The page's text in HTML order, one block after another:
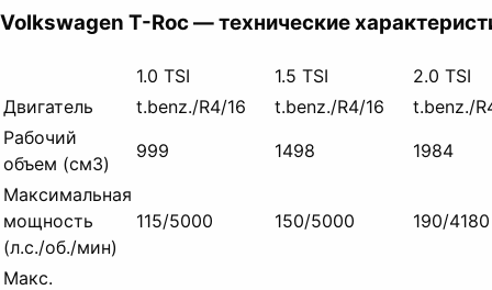
Volkswagen T-Roc — технические
1.0 TSI 1.5 TSI
2.0 TSI
Двигатель
t.benz./R4/16 t.benz./R4/16 t.benz./
Рабочий
объем (см3)
999 1498
1984
Максимальная
мощность
(л.с./об./мин)
115/5000 150/5000 190/4180
Макс.